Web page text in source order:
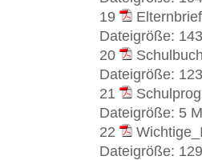
19
Dateigröße:
20
Dateigröße:
21
Dateigröße: 5
22
Dateigröße: